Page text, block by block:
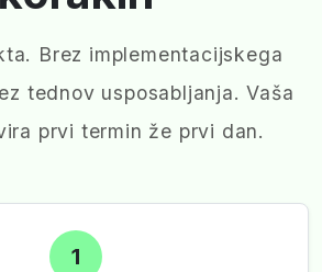
Brez implementacijskega
tednov usposabljanja. Vaša
prvi termin že prvi dan.
1